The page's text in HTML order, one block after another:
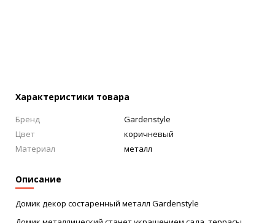
Характеристики товара
Описание
Домик декор состаренный металл Gardenstyle
Бренд
Gardenstyle
Цвет
коричневый
Материал
металл